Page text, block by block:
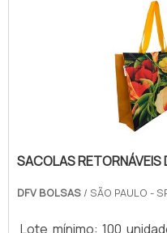
SACOLAS RETORNÁVEIS
DFV BOLSAS / SÃO PAULO -
Lote mínimo: 100